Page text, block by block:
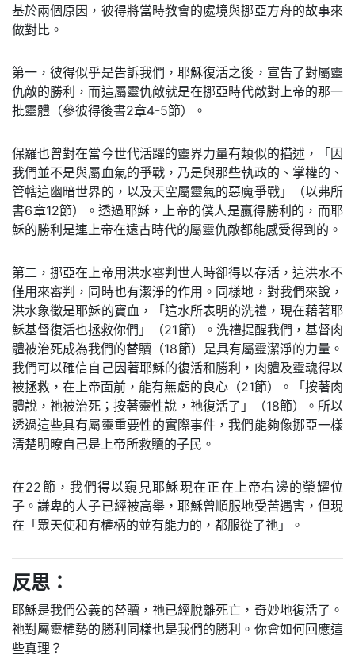
基於兩個原因，彼得將當時教會的處境與挪亞方舟的故事來
做對比。
第一，彼得似乎是告訴我們，耶穌復活之後，宣告了對屬靈
仇敵的勝利，而這屬靈仇敵就是在挪亞時代敵對上帝的那一
批靈體（參彼得後書2章4-5節）。
保羅也曾對在當今世代活躍的靈界力量有類似的描述，「因
我們並不是與屬血氣的爭戰，乃是與那些執政的、掌權的、
管轄這幽暗世界的，以及天空屬靈氣的惡魔爭戰」（以弗所
書6章12節）。透過耶穌，上帝的僕人是贏得勝利的，而耶
穌的勝利是連上帝在遠古時代的屬靈仇敵都能感受得到的。
第二，挪亞在上帝用洪水審判世人時卻得以存活，這洪水不
僅用來審判，同時也有潔淨的作用。同樣地，對我們來說，
洪水象徵是耶穌的寶血，「這水所表明的洗禮，現在藉著耶
穌基督復活也拯救你們」（21節）。洗禮提醒我們，基督肉
體被治死成為我們的替贖（18節）是具有屬靈潔淨的力量。
我們可以確信自己因著耶穌的復活和勝利，肉體及靈魂得以
被拯救，在上帝面前，能有無虧的良心（21節）。「按著肉
體說，祂被治死；按著靈性說，祂復活了」（18節）。所以
透過這些具有屬靈重要性的實際事件，我們能夠像挪亞一樣
清楚明暸自己是上帝所救贖的子民。
在22節，我們得以窺見耶穌現在正在上帝右邊的榮耀位
子。謙卑的人子已經被高舉，耶穌曾順服地受苦遇害，但現
在「眾天使和有權柄的並有能力的，都服從了祂」。
反思：
耶穌是我們公義的替贖，祂已經脫離死亡，奇妙地復活了。
祂對屬靈權勢的勝利同樣也是我們的勝利。你會如何回應這
些真理？